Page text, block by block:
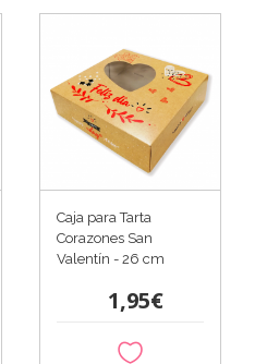
Caja para Tarta
Corazones San
Valentín - 26 cm
1,95€